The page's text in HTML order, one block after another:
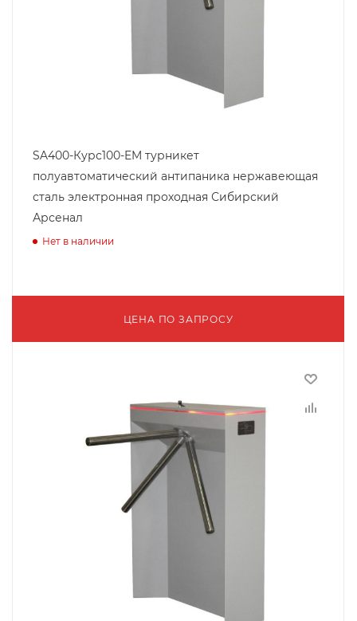
SA400-Курс100-EM турникет
полуавтоматический антипаника нержавеющая
сталь электронная проходная Сибирский
Арсенал
Нет в наличии
ЦЕНА ПО ЗАПРОСУ